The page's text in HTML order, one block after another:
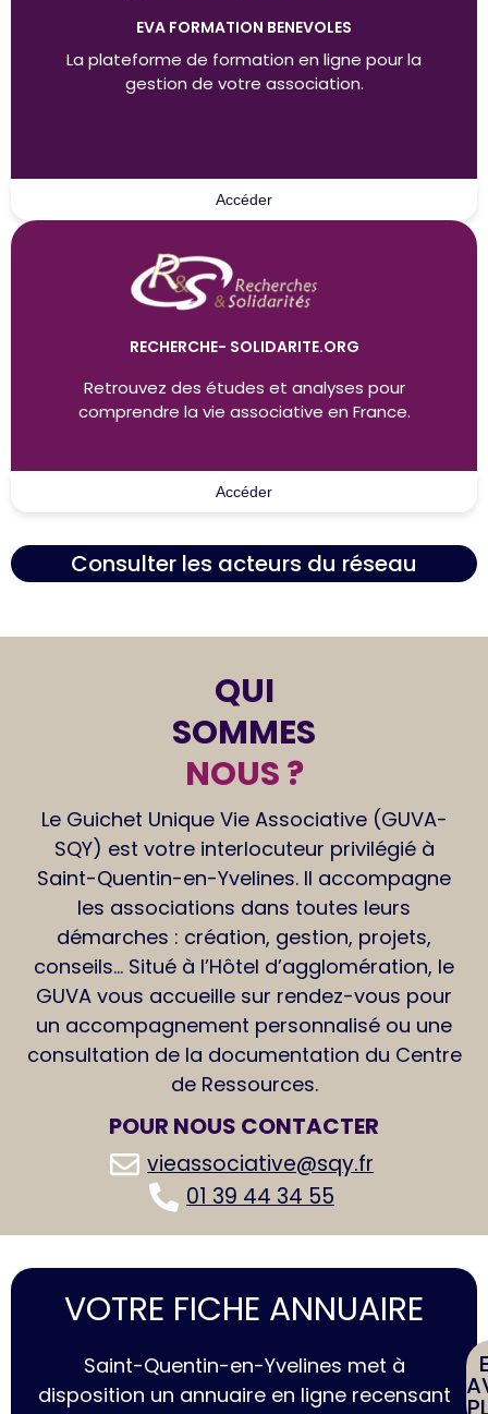
EVA FORMATION BENEVOLES
La plateforme de formation en ligne pour la
gestion de votre association.
Accéder
RECHERCHE- SOLIDARITE.ORG
Retrouvez des études et analyses pour
comprendre la vie associative en France.
Accéder
Consulter les acteurs du réseau
Le Guichet Unique Vie Associative (GUVA-
SQY) est votre interlocuteur privilégié à
Saint-Quentin-en-Yvelines. Il accompagne
les associations dans toutes leurs
démarches : création, gestion, projets,
conseils… Situé à l’Hôtel d’agglomération, le
GUVA vous accueille sur rendez-vous pour
un accompagnement personnalisé ou une
consultation de la documentation du Centre
de Ressources.
POUR NOUS CONTACTER
vieassociative@sqy.fr
01 39 44 34 55
QUI
SOMMES
NOUS ?
VOTRE FICHE ANNUAIRE
Saint-Quentin-en-Yvelines met à
disposition un annuaire en ligne recensant